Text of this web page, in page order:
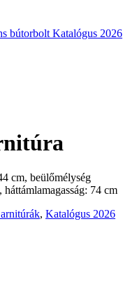
bútorbolt Katalógus 2026
cm, beülőmélység
74 cm
, Katalógus 2026